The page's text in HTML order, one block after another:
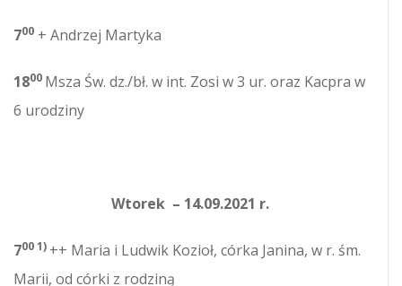
700 + Andrzej Martyka
1800 Msza Św. dz./bł. w int. Zosi w 3 ur. oraz Kacpra w
6 urodziny
Wtorek – 14.09.2021 r.
700 1) ++ Maria i Ludwik Kozioł, córka Janina, w r. śm.
Marii, od córki z rodziną